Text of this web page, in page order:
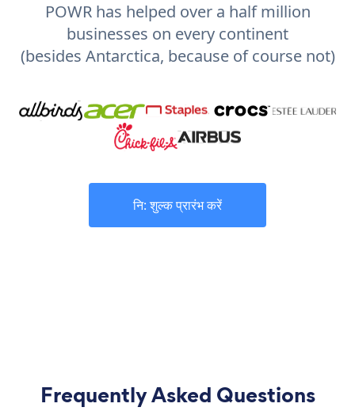
POWR has helped over a half million
businesses on every continent
(besides Antarctica, because of course not)
नि: शुल्क प्रारंभ करें
Frequently Asked Questions